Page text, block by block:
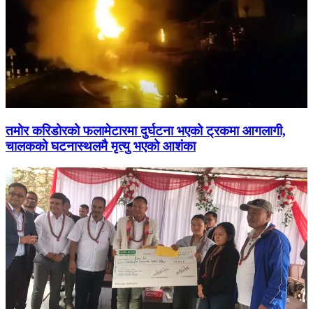
तमोर करिडोरको फलामेटारमा दुर्घटना भएको ट्रकमा आगलागी,
चालकको घटनास्थलमै मृत्यु भएको आशंका